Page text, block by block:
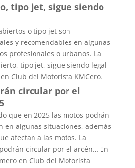
tipo jet, sigue siendo
o tipo jet son
y recomendables en algunas
profesionales o urbanos. La
tipo jet, sigue siendo legal
Club del Motorista KMCero.
circular por el
que en 2025 las motos podrán
en algunas situaciones, además
afectan a las motos. La
circular por el arcén… En
en Club del Motorista